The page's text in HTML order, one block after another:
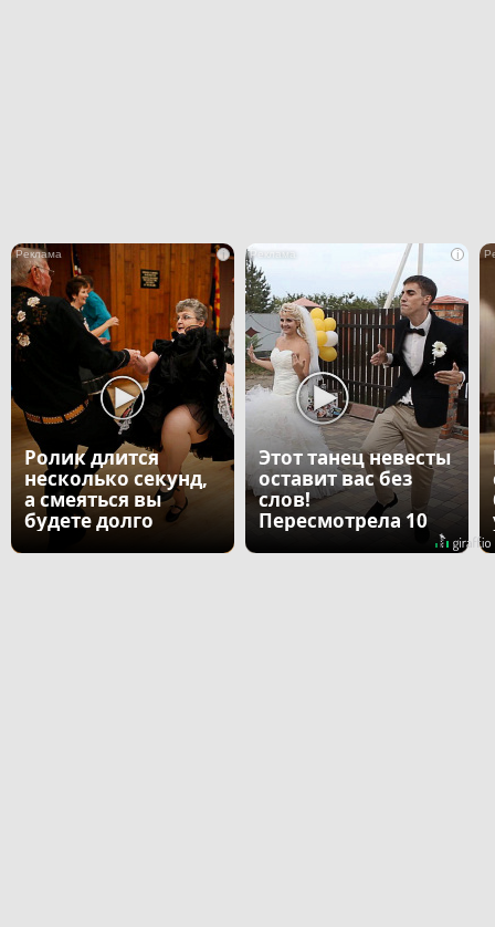
i
Ролик длится
несколько секунд,
а смеяться вы
будете долго
i
Этот танец невесты
оставит вас без
слов!
Пересмотрела 10